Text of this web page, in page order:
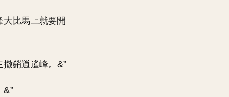
大比馬上就要開
銷逍遙峰。&”
&”